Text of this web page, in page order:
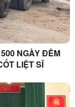
NGÀY ĐÊM
LIỆT SĨ